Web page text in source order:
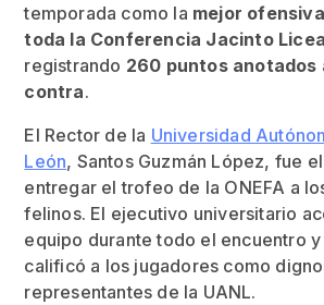
temporada como la mejor
toda la Conferencia Jacinto Licea
registrando 260 puntos anotados
contra.
El Rector de la Universidad
León, Santos Guzmán López, fue
entregar el trofeo de la ONEFA a
felinos. El ejecutivo universitario
equipo durante todo el encuentro
calificó a los jugadores como
representantes de la UANL.